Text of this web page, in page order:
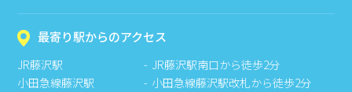
最寄り駅からのアクセス
JR藤沢駅
JR藤沢駅南口から徒歩2分
小田急線藤沢駅
小田急線藤沢駅改札から徒歩2分